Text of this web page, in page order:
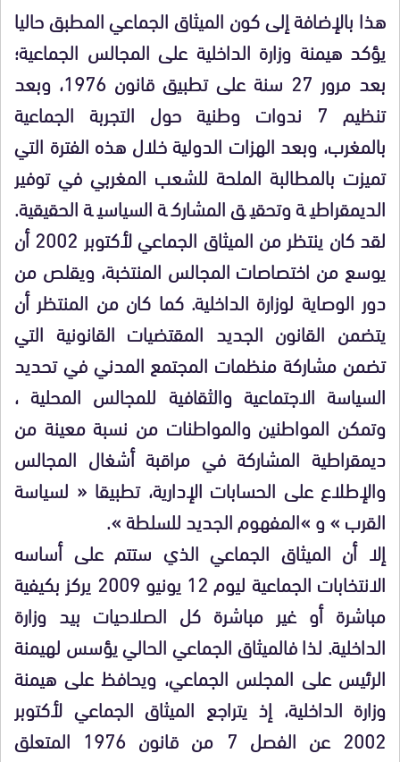
هذا بالإضافة إلى كون الميثاق الجماعي المطبق حاليا
يؤكد هيمنة وزارة الداخلية على المجالس الجماعية؛
بعد مرور 27 سنة على تطبيق قانون 1976، وبعد
تنظيم 7 ندوات وطنية حول التجربة الجماعية
بالمغرب، وبعد الهزات الدولية خلال هذه الفترة التي
تميزت بالمطالبة الملحة للشعب المغربي في توفير
الديمقراطية وتحقيق المشاركة السياسية الحقيقية.
لقد كان ينتظر من الميثاق الجماعي لأكتوبر 2002 أن
يوسع من اختصاصات المجالس المنتخبة، ويقلص من
دور الوصاية لوزارة الداخلية. كما كان من المنتظر أن
يتضمن القانون الجديد المقتضيات القانونية التي
تضمن مشاركة منظمات المجتمع المدني في تحديد
السياسة الاجتماعية والثقافية للمجالس المحلية ،
وتمكن المواطنين والمواطنات من نسبة معينة من
ديمقراطية المشاركة في مراقبة أشغال المجالس
والإطلاع على الحسابات الإدارية، تطبيقا « لسياسة
القرب » و »المفهوم الجديد للسلطة ».
إلا أن الميثاق الجماعي الذي ستتم على أساسه
الانتخابات الجماعية ليوم 12 يونيو 2009 يركز بكيفية
مباشرة أو غير مباشرة كل الصلاحيات بيد وزارة
الداخلية. لذا فالميثاق الجماعي الحالي يؤسس لهيمنة
الرئيس على المجلس الجماعي، ويحافظ على هيمنة
وزارة الداخلية، إذ يتراجع الميثاق الجماعي لأكتوبر
2002 عن الفصل 7 من قانون 1976 المتعلق